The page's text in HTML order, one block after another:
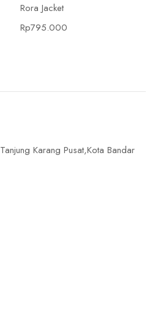
Rora Jacket
Rp795.000
Karang Pusat,Kota Bandar